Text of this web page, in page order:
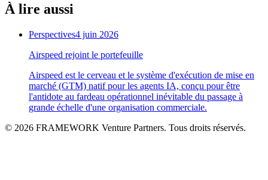
À lire aussi
Perspectives4 juin 2026
Airspeed rejoint le portefeuille
Airspeed est le cerveau et le système d'exécution de mise en
marché (GTM) natif pour les agents IA, conçu pour être
l'antidote au fardeau opérationnel inévitable du passage à
grande échelle d'une organisation commerciale.
© 2026 FRAMEWORK Venture Partners. Tous droits réservés.